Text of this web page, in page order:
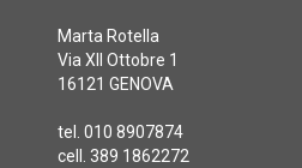
Marta Rotella
Via XII Ottobre 1
16121 GENOVA
tel. 010 8907874
cell. 389 1862272